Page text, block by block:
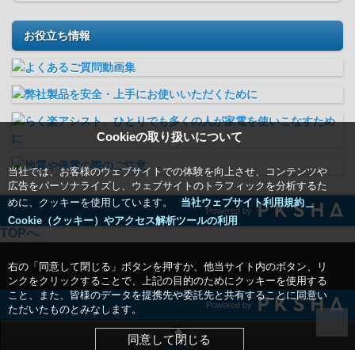
Cookieの取り扱いについて
当社では、お客様のウェブサイトでの体験を向上させ、コンテンツや
広告をパーソナライズし、ウェブサイトのトラフィックを分析するた
めに、クッキーを使用しています。
当社ウェブサイト利用規約＿
Cookie（クッキー）やアクセス解析ツールの利用
右の「同意して閉じる」ボタンを押すか、他当サイト内のボタン、リ
ンクをクリックすることで、上記の目的のためにクッキーを使用する
こと、また、皆様のデータを提携先や委託先と共有することに同意い
ただいたものとみなします。
同意して閉じる
お役立ち情報
Powered by
TOPへ
Powered by